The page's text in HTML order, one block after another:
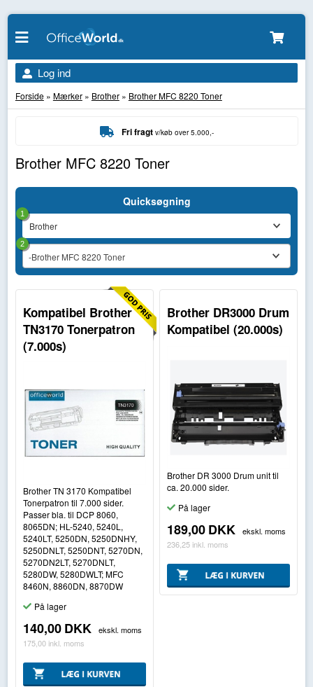
Log ind
Forside» Mærker» Brother» Brother MFC 8220 Toner
Fri fragt v/køb over 5.000,-
Brother MFC 8220 Toner
Quicksøgning
1
-Brother MFC 8220 Toner
2
Kompatibel Brother
TN3170 Tonerpatron
(7.000s)
Brother TN 3170 Kompatibel
Tonerpatron til 7.000 sider.
Passer bla. til DCP 8060,
8065DN; HL-5240, 5240L,
5240LT, 5250DN, 5250DNHY,
5250DNLT, 5250DNT, 5270DN,
5270DN2LT, 5270DNLT,
5280DW, 5280DWLT; MFC
8460N, 8860DN, 8870DW
På lager
140,00DKK
ekskl. moms
175,00 inkl. moms
Brother DR3000 Drum
Kompatibel (20.000s)
Brother DR 3000 Drum unit til
ca. 20.000 sider.
På lager
189,00DKK
ekskl. moms
236,25 inkl. moms